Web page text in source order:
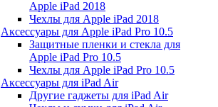
Apple iPad 2018
Чехлы для Apple iPad 2018
Аксессуары для Apple iPad Pro 10.5
Защитные пленки и стекла для
Apple iPad Pro 10.5
Чехлы для Apple iPad Pro 10.5
Аксессуары для iPad Air
Другие гаджеты для iPad Air